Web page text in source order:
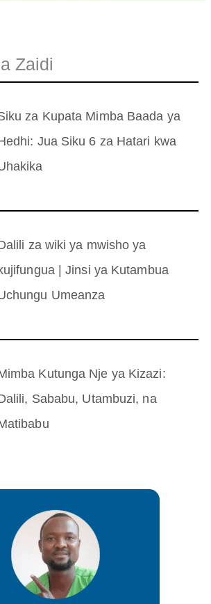
Zaidi
za Kupata Mimba Baada ya
Jua Siku 6 za Hatari kwa
za wiki ya mwisho ya
| Jinsi ya Kutambua
Umeanza
Kutunga Nje ya Kizazi:
Sababu, Utambuzi, na